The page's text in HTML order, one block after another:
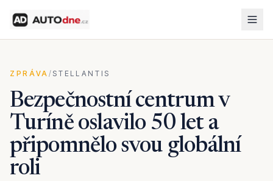
ZPRÁVA / STELLANTIS
Bezpečnostní centrum v
Turíně oslavilo 50 let a
připomnělo svou globální
roli